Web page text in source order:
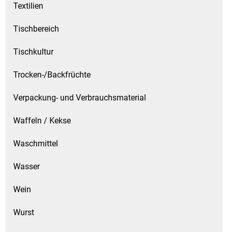
Textilien
Tischbereich
Tischkultur
Trocken-/Backfrüchte
Verpackung- und Verbrauchsmaterial
Waffeln / Kekse
Waschmittel
Wasser
Wein
Wurst